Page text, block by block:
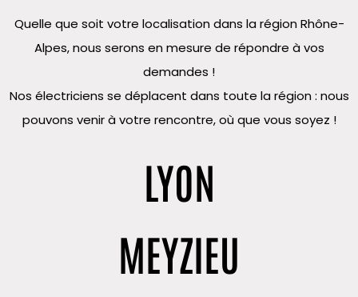
Quelle que soit votre localisation dans la région Rhône-
Alpes, nous serons en mesure de répondre à vos
demandes !
Nos électriciens se déplacent dans toute la région : nous
pouvons venir à votre rencontre, où que vous soyez !
LYON
MEYZIEU